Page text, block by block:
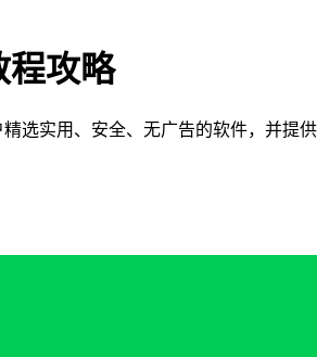
程攻略
选实用、安全、无广告的软件，并提